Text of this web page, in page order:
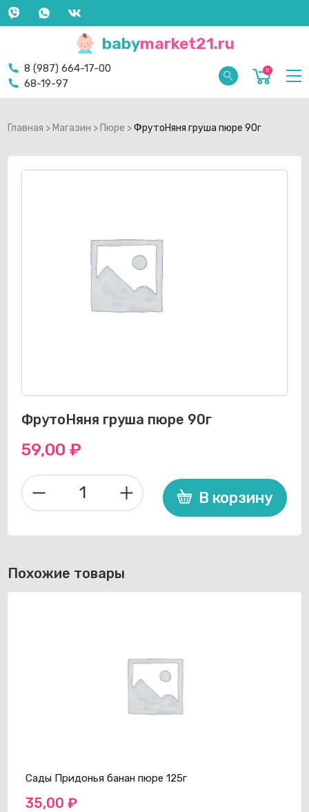
babymarket21.ru
8 (987) 664-17-00
68-19-97
0
Главная > Магазин > Пюре >ФрутоНяня груша пюре 90г
ФрутоНяня груша пюре 90г
59,00₽
Количество
товара
90г
В корзину
Похожие товары
Сады Придонья банан пюре 125г
35,00₽